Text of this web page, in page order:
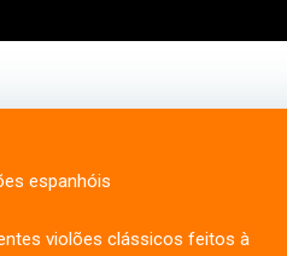
espanhóis
violões clássicos feitos à